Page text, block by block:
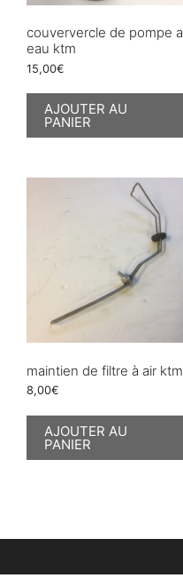
couververcle de pompe a
eau ktm
15,00€
AJOUTER AU
PANIER
maintien de filtre à air ktm
8,00€
AJOUTER AU
PANIER